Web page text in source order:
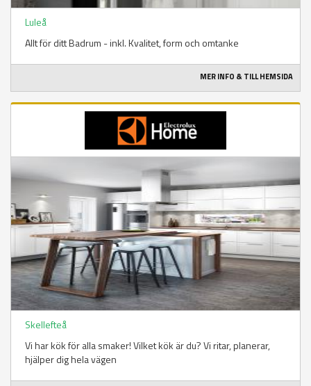
Luleå
Allt för ditt Badrum - inkl. Kvalitet, form och omtanke
MER INFO & TILL HEMSIDA
Skellefteå
Vi har kök för alla smaker! Vilket kök är du? Vi ritar, planerar,
hjälper dig hela vägen